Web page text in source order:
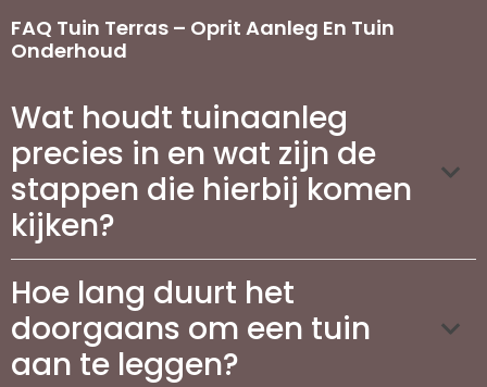
FAQ Tuin Terras – Oprit Aanleg En Tuin
Onderhoud
Wat houdt tuinaanleg
precies in en wat zijn de
stappen die hierbij komen
kijken?
Hoe lang duurt het
doorgaans om een tuin
aan te leggen?